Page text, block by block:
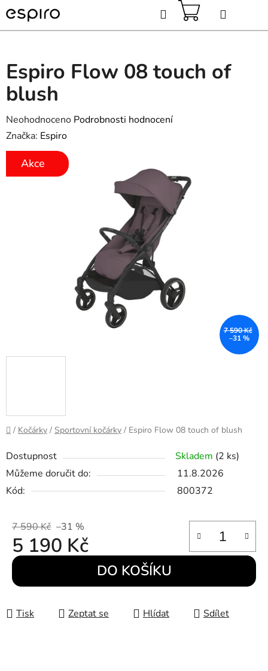
Přejít
na
obsah
Hledat
KOŠÍK
Domů
/ Kočárky / Sportovní kočárky / Espiro Flow 08 touch of blush
Dostupnost Skladem (2 ks)
Můžeme doručit do:
11.8.2026
Kód:
800372
7 590 Kč –31 %
5 190 Kč
Měrná cena: DO KOŠÍKU
Tisk Zeptat se Hlídat Sdílet
Espiro Flow 08 touch of
blush
Průměrné
hodnocení
produktu
Neohodnoceno Podrobnosti hodnocení
Značka: Espiro
Akce
7 590 Kč
–31 %